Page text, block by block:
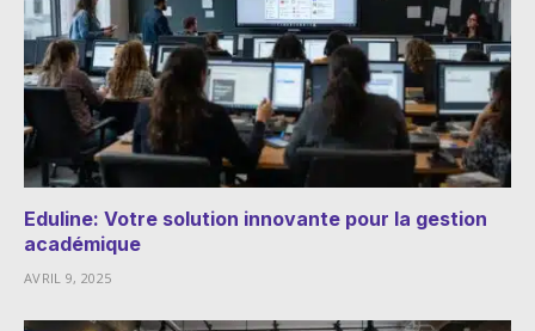
Eduline: Votre solution innovante pour la gestion
académique
AVRIL 9, 2025